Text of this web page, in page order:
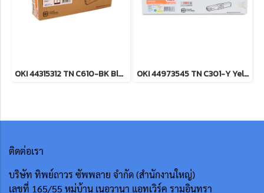
OKI 44315312 TN C610-BK Black ตลับหมึกโทนเนอร์ (สีดำ) ของแท้ ประกันศูนย์ OKI 44973545 TN C301-Y Yellow ตลับหมึกโทนเนอร์ (สีเหลือง) ของแท้ ประกันศูนย์
ติดต่อเรา
บริษัท ทิพย์ถาวร ซัพพลาย จำกัด (สำนักงานใหญ่)
เลขที่ 165/55 หมู่บ้าน เนอวานา แอทเวิร์ค รามอินทรา